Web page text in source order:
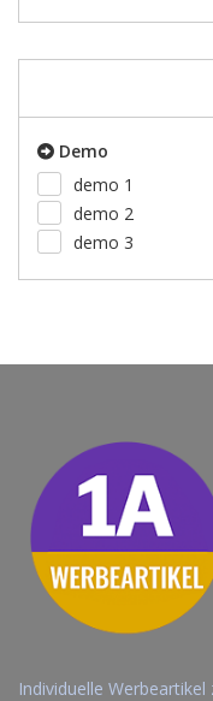
Demo
demo 1
demo 2
demo 3
Individuelle